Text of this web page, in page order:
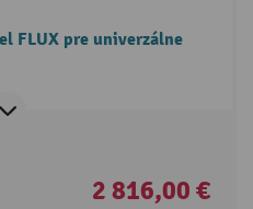
FLUX pre univerzálne
2 816,00 €